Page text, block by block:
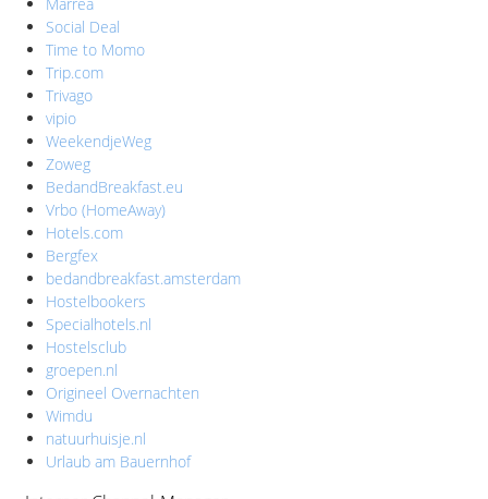
Social Deal
Time to Momo
Trip.com
Trivago
vipio
WeekendjeWeg
Zoweg
BedandBreakfast.eu
Vrbo (HomeAway)
Hotels.com
Bergfex
bedandbreakfast.amsterdam
Hostelbookers
Specialhotels.nl
Hostelsclub
groepen.nl
Origineel Overnachten
Wimdu
natuurhuisje.nl
Urlaub am Bauernhof